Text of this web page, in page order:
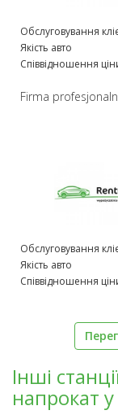
Обслуговування
Якість авто
Співвідношення
Firma
Обслуговування
Якість авто
Співвідношення
Інші
напрокат